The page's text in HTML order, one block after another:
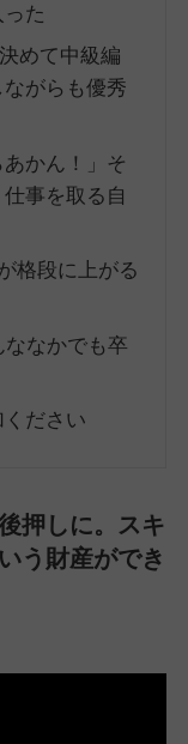
た
めて中級編
がらも優秀
あかん！」そ
事を取る自
格段に上がる
なかでも卒
ださい
押しに。スキ
う財産ができ